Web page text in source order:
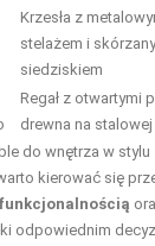
Krzesła z
stelażem i
siedziskiem
Regał z otwartymi
drewna na
do wnętrza w stylu
kierować się
funkcjonalnością
odpowiednim